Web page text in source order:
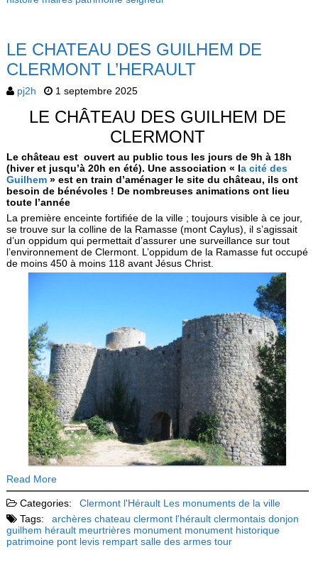
LE CHATEAU DES GUILHEM DE
CLERMONT L’HERAULT
pj2h 1 septembre 2025
LE CHÂTEAU DES GUILHEM DE
CLERMONT
Le château est ouvert au public tous les jours de 9h à 18h
(hiver et jusqu’à 20h en été). Une association « la cité des
Guilhem» est en train d’aménager le site du château, ils ont
besoin de bénévoles ! De nombreuses animations ont lieu
toute l’année
La première enceinte fortifiée de la ville ; toujours visible à ce jour,
se trouve sur la colline de la Ramasse (mont Caylus), il s’agissait
d’un oppidum qui permettait d’assurer une surveillance sur tout
l’environnement de Clermont. L’oppidum de la Ramasse fut occupé
de moins 450 à moins 118 avant Jésus Christ.
Read More
Categories: Clermont l'Hérault Les monuments de la ville
Tags:
archères chateau clermont l'hérault clermontais donjon
guilhem hérault meurtrières monument monument historique
patrimoine pont levis rempart salle des armes tour